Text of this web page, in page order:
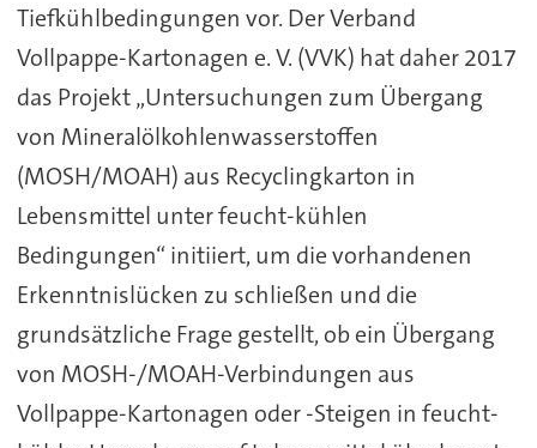
Tiefkühlbedingungen vor. Der Verband
Vollpappe-Kartonagen e. V. (VVK) hat daher 2017
das Projekt „Untersuchungen zum Übergang
von Mineralölkohlenwasserstoffen
(MOSH/MOAH) aus Recyclingkarton in
Lebensmittel unter feucht-kühlen
Bedingungen“ initiiert, um die vorhandenen
Erkenntnislücken zu schließen und die
grundsätzliche Frage gestellt, ob ein Übergang
von MOSH-/MOAH-Verbindungen aus
Vollpappe-Kartonagen oder -Steigen in feucht-